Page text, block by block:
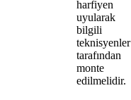
harfiyen
uyularak
bilgili
teknisyenler
tarafından
monte
edilmelidir.